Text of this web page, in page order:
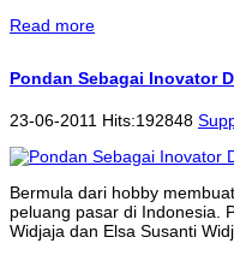
Read more
Pondan Sebagai Inovator
23-06-2011 Hits:192848
Bermula dari hobby
peluang pasar di Indonesia.
Widjaja dan Elsa Susanti